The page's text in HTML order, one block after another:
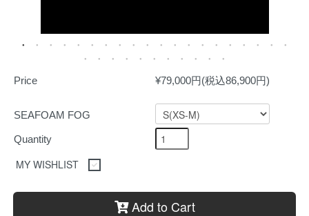
Price ¥79,000円(税込86,900円)
SEAFOAM FOG
Quantity
MY WISHLIST
Add to Cart